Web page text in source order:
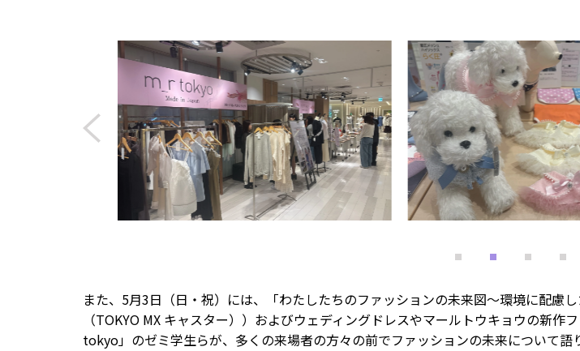
また、5月3日（日・祝）には、「わたしたちのファッションの未来図～環境に配慮
（TOKYO MX キャスター））およびウェディングドレスやマールトウキョウの新
tokyo」のゼミ学生らが、多くの来場者の方々の前でファッションの未来について語